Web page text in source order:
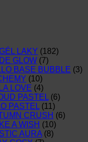
LAKY (182)
GLOW (7)
BASE BUBBLE (3)
(10)
LOVE (4)
PASTEL (6)
PASTEL (11)
CRUSH (6)
A WISH (10)
AURA (8)